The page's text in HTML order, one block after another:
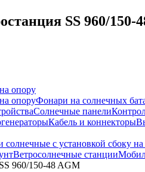
SS 960/150-
опору
опоруФонари на солнечных
Солнечные панели
Кабель и коннекторы
с установкой сбоку
Ветросолнечные станции
960/150-48 AGM